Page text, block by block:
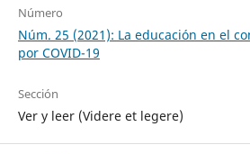
Número
Núm. 25 (2021): La educación en el
por COVID-19
Sección
Ver y leer (Videre et legere)